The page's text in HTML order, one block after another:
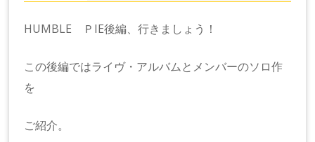
HUMBLE ＰIE後編、行きましょう！
この後編ではライヴ・アルバムとメンバーのソロ作
を
ご紹介。